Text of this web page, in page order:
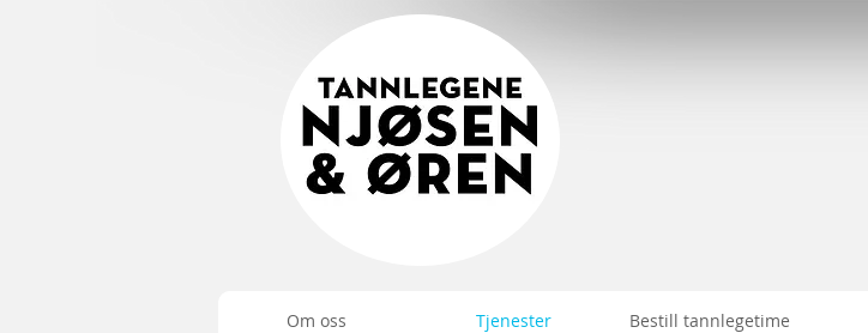
Om oss Tjenester Bestill tannlegetime